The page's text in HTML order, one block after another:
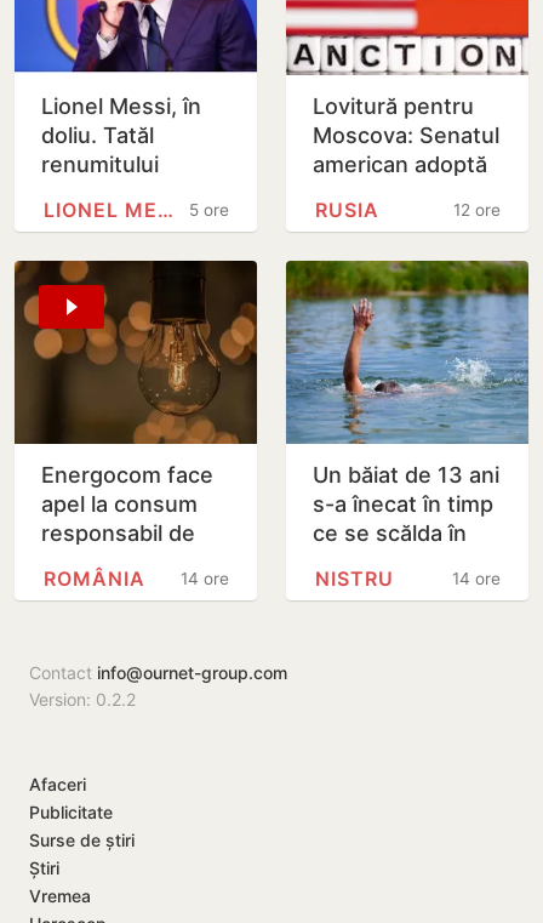
Lionel Messi, în
doliu. Tatăl
renumitului
decedat
5 ore
LIONEL MESSI
Lovitură pentru
Moscova: Senatul
american adoptă
împotriva Rusiei12 ore
RUSIA
Energocom face
apel la consum
responsabil de
energie în orele
de vârfe vârf
14 ore
ROMÂNIA
Un băiat de 13 ani
s-a înecat în timp
ce se scălda în
neautorizată din
14 ore
NISTRU
Contact info@ournet-group.com
Version: 0.2.2
Afaceri
Publicitate
Surse de știri
Știri
Vremea